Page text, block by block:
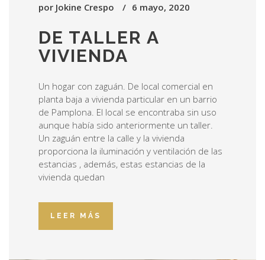
por Jokine Crespo 6 mayo, 2020
DE TALLER A
VIVIENDA
Un hogar con zaguán. De local comercial en
planta baja a vivienda particular en un barrio
de Pamplona. El local se encontraba sin uso
aunque había sido anteriormente un taller.
Un zaguán entre la calle y la vivienda
proporciona la iluminación y ventilación de las
estancias , además, estas estancias de la
vivienda quedan
LEER MÁS